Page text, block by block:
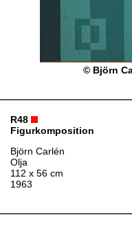
© Björn
R48
Figurkomposition
Björn Carlén
Olja
112 x 56 cm
1963